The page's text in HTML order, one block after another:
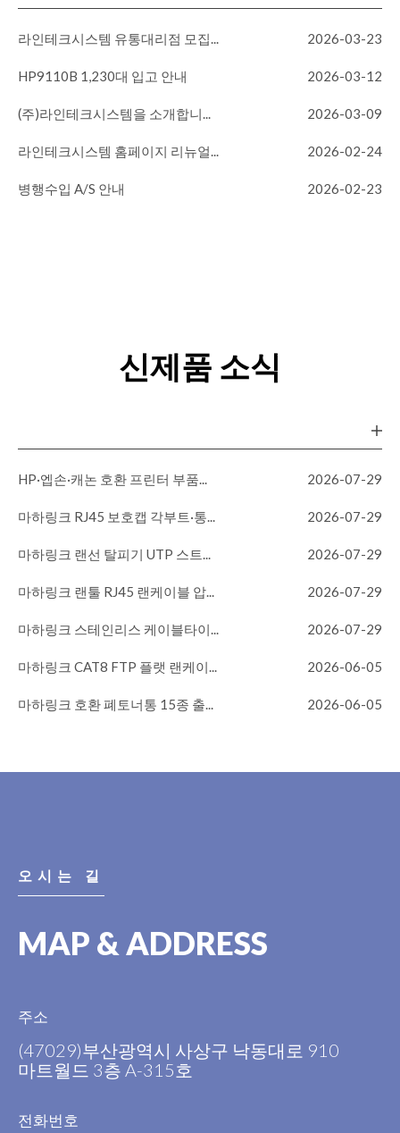
라인테크시스템 유통대리점 모집... 2026-03-23
HP9110B 1,230대 입고 안내 2026-03-12
(주)라인테크시스템을 소개합니... 2026-03-09
라인테크시스템 홈페이지 리뉴얼... 2026-02-24
병행수입 A/S 안내 2026-02-23
신제품 소식
HP·엡손·캐논 호환 프린터 부품... 2026-07-29
마하링크 RJ45 보호캡 각부트·통... 2026-07-29
마하링크 랜선 탈피기 UTP 스트... 2026-07-29
마하링크 랜툴 RJ45 랜케이블 압... 2026-07-29
마하링크 스테인리스 케이블타이... 2026-07-29
마하링크 CAT8 FTP 플랫 랜케이... 2026-06-05
마하링크 호환 폐토너통 15종 출... 2026-06-05
오시는 길
MAP & ADDRESS
주소
(47029)부산광역시 사상구 낙동대로 910
마트월드 3층 A-315호
전화번호